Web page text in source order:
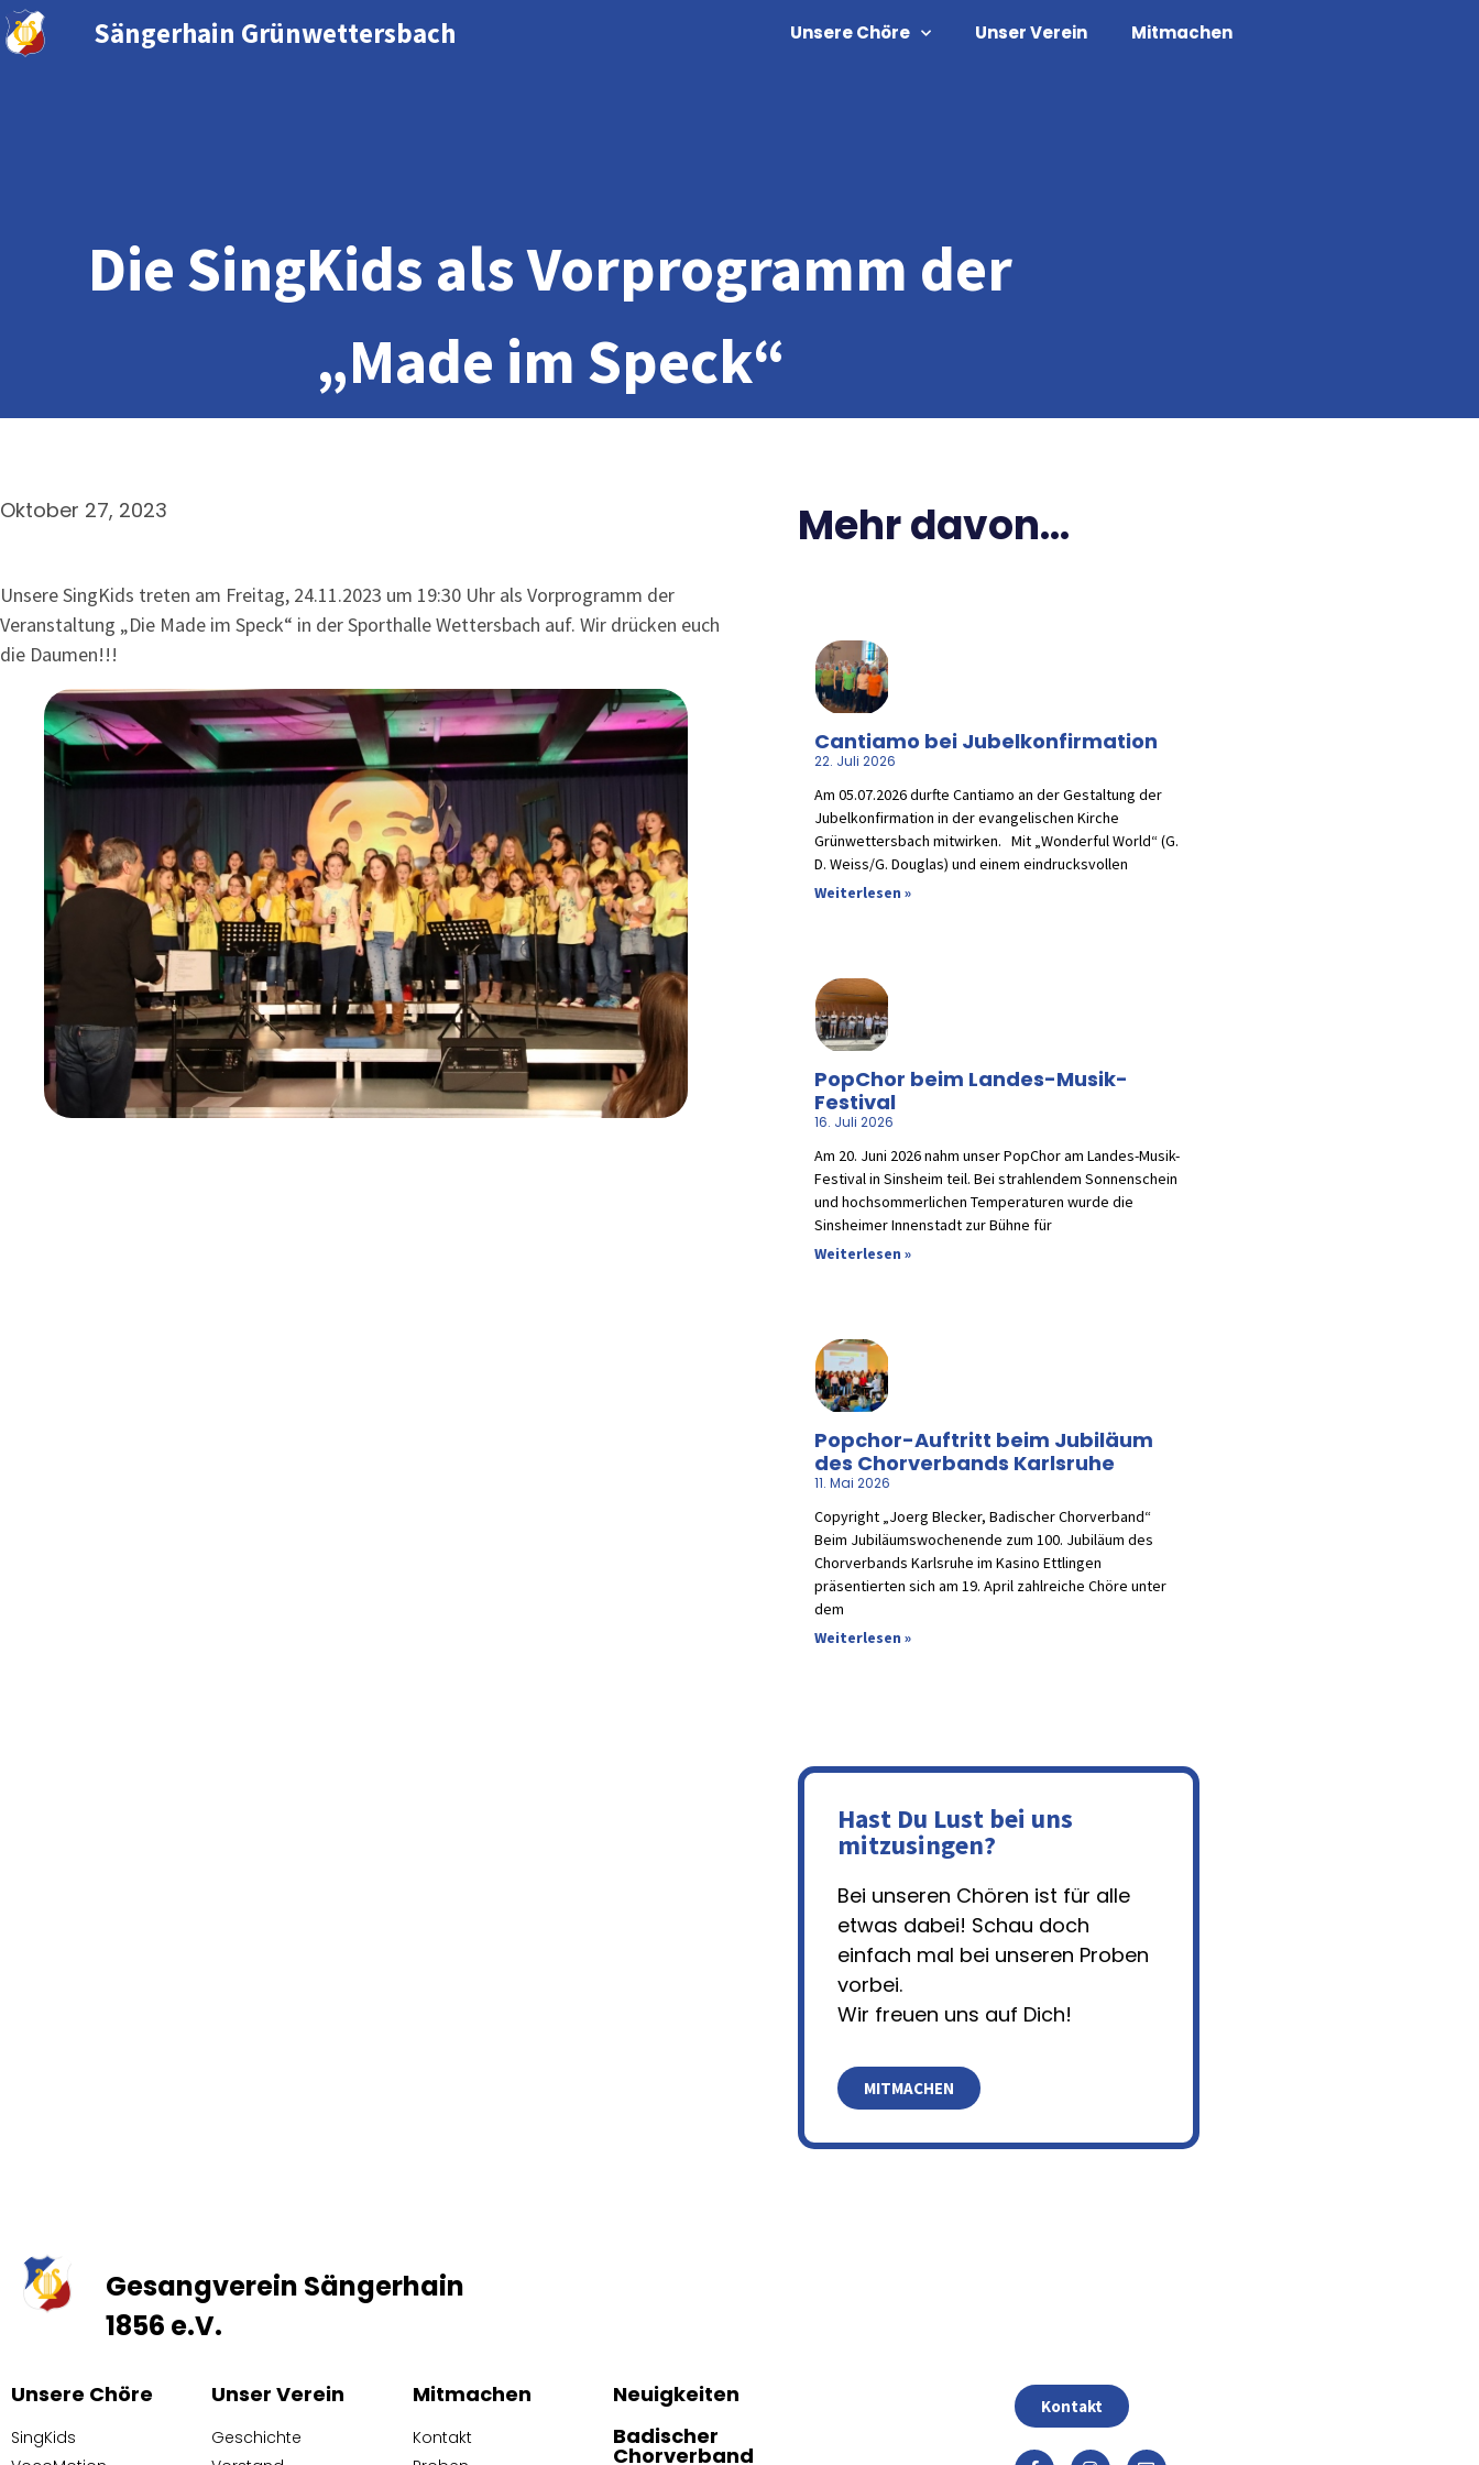
Sängerhain Grünwettersbach Unsere Chöre Unser Verein Mitmachen
Die SingKids als Vorprogramm der
„Made im Speck“
Oktober 27, 2023
Unsere SingKids treten am Freitag, 24.11.2023 um 19:30 Uhr als Vorprogramm der
Veranstaltung „Die Made im Speck“ in der Sporthalle Wettersbach auf. Wir drücken euch
die Daumen!!!
Mehr davon...
Cantiamo bei Jubelkonfirmation
22. Juli 2026
Am 05.07.2026 durfte Cantiamo an der Gestaltung der
Jubelkonfirmation in der evangelischen Kirche
Grünwettersbach mitwirken. Mit „Wonderful World“ (G.
D. Weiss/G. Douglas) und einem eindrucksvollen
Weiterlesen »
PopChor beim Landes-Musik-
Festival
16. Juli 2026
Am 20. Juni 2026 nahm unser PopChor am Landes-Musik-
Festival in Sinsheim teil. Bei strahlendem Sonnenschein
und hochsommerlichen Temperaturen wurde die
Sinsheimer Innenstadt zur Bühne für
Weiterlesen »
Popchor-Auftritt beim Jubiläum
des Chorverbands Karlsruhe
11. Mai 2026
Copyright „Joerg Blecker, Badischer Chorverband“
Beim Jubiläumswochenende zum 100. Jubiläum des
Chorverbands Karlsruhe im Kasino Ettlingen
präsentierten sich am 19. April zahlreiche Chöre unter
dem
Weiterlesen »
Hast Du Lust bei uns
mitzusingen?
Bei unseren Chören ist für alle
etwas dabei! Schau doch
einfach mal bei unseren Proben
vorbei.
Wir freuen uns auf Dich!
MITMACHEN
Gesangverein Sängerhain
1856 e.V.
Unsere Chöre
SingKids
Unser Verein
Geschichte
Mitmachen
Kontakt
Neuigkeiten
Badischer
Chorverband
Kontakt